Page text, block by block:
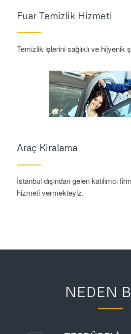
Fuar Temizlik Hizmeti
Temizlik işlerini sağlıklı ve
Araç Kiralama
İstanbul dışından gelen katılımcı
hizmeti vermekteyiz.
NEDEN